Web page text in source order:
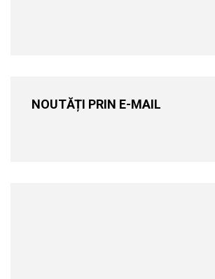
NOUTĂȚI PRIN E-MAIL